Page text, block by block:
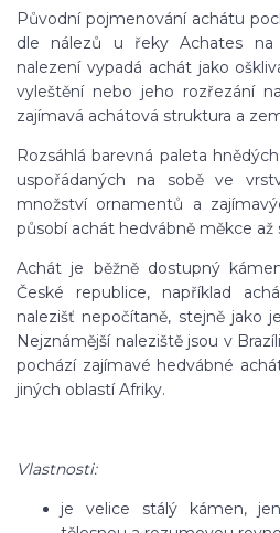
Původní pojmenování achátu
dle nálezů u řeky Achates na
nalezení vypadá achát jako
vyleštění nebo jeho rozřezání
zajímavá achátová struktura a
Rozsáhlá barevná paleta
uspořádaných na sobě ve
množství ornamentů a
působí achát hedvábně měkce
Achát je běžně dostupný
České republice, například
nalezišť nepočítaně, stejně jako
Nejznámější naleziště jsou v
pochází zajímavé hedvábné
jiných oblastí Afriky.
Vlastnosti:
je velice stálý kámen,